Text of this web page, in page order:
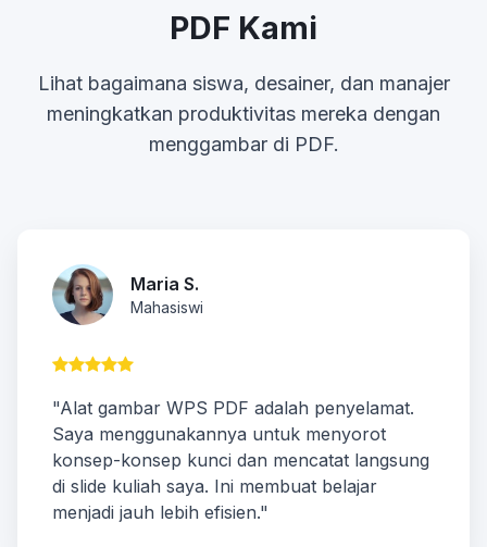
PDF Kami
Lihat bagaimana siswa, desainer, dan manajer
meningkatkan produktivitas mereka dengan
menggambar di PDF.
Maria S.
Mahasiswi
"Alat gambar WPS PDF adalah penyelamat.
Saya menggunakannya untuk menyorot
konsep-konsep kunci dan mencatat langsung
di slide kuliah saya. Ini membuat belajar
menjadi jauh lebih efisien."